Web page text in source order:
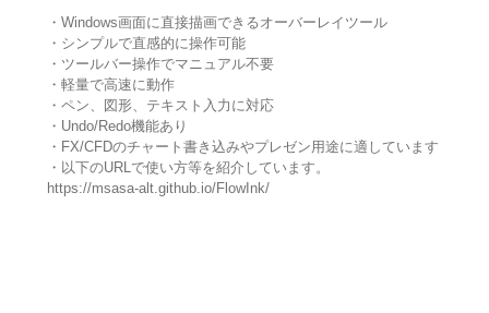
・Windows画面に直接描画できるオーバーレイツール
・シンプルで直感的に操作可能
・ツールバー操作でマニュアル不要
・軽量で高速に動作
・ペン、図形、テキスト入力に対応
・Undo/Redo機能あり
・FX/CFDのチャート書き込みやプレゼン用途に適しています
・以下のURLで使い方等を紹介しています。
https://msasa-alt.github.io/FlowInk/